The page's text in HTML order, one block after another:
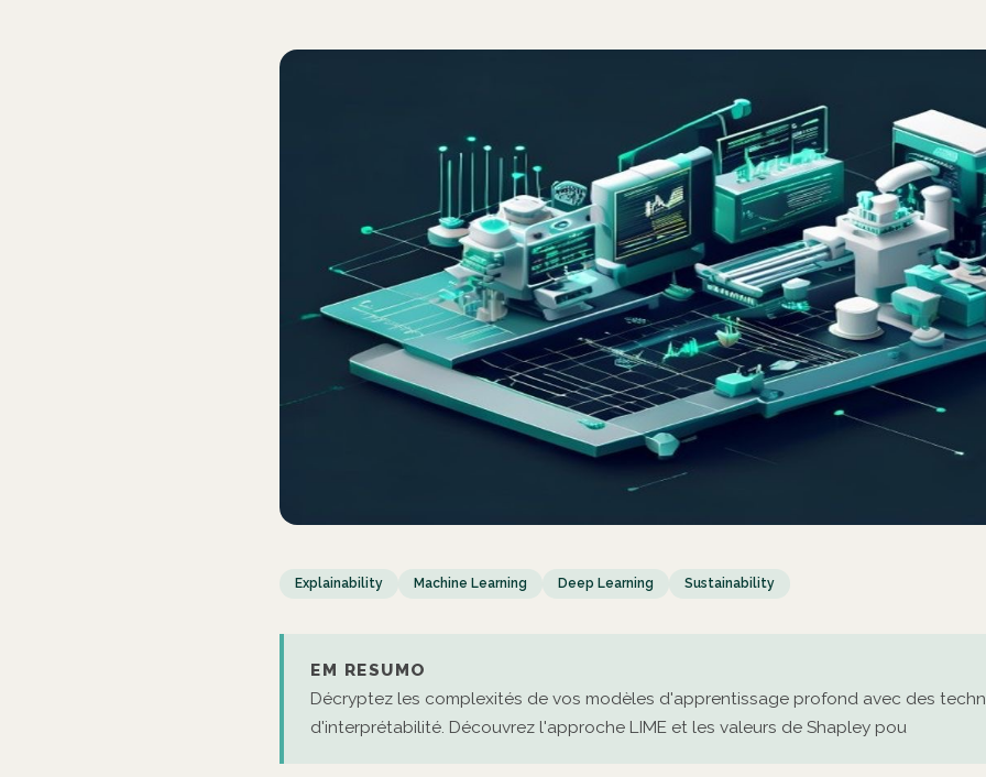
Explainability Machine Learning Deep Learning Sustainability
EM RESUMO
Décryptez les complexités de vos modèles d'apprentissage profond avec des
d'interprétabilité. Découvrez l'approche LIME et les valeurs de Shapley pou